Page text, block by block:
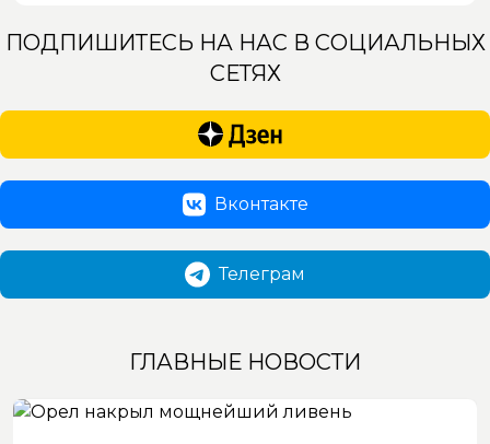
ПОДПИШИТЕСЬ НА НАС В СОЦИАЛЬНЫХ
СЕТЯХ
Вконтакте
Телеграм
ГЛАВНЫЕ НОВОСТИ